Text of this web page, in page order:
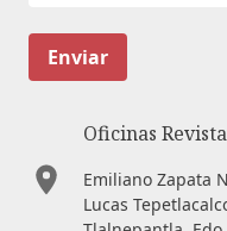
Enviar
Oficinas
Emiliano Zapata
Lucas